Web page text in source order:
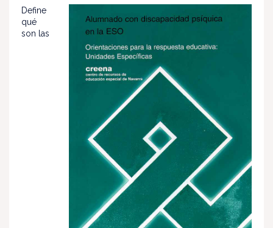
Define
qué
son las